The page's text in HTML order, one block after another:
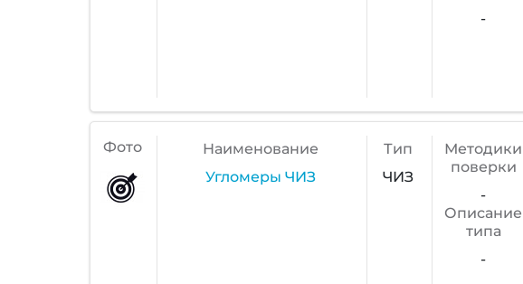
-
Фото
Наименование
Угломеры ЧИЗ
Тип
ЧИЗ
Методики
поверки
-
Описание
типа
-